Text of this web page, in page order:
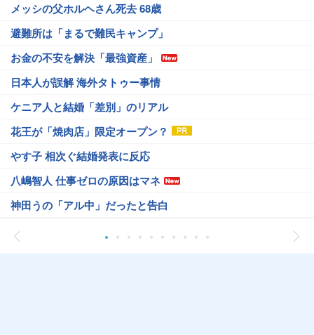
メッシの父ホルヘさん死去 68歳
避難所は「まるで難民キャンプ」
お金の不安を解決「最強資産」
日本人が誤解 海外タトゥー事情
ケニア人と結婚「差別」のリアル
花王が「焼肉店」限定オープン？
やす子 相次ぐ結婚発表に反応
八嶋智人 仕事ゼロの原因はマネ
神田うの「アル中」だったと告白